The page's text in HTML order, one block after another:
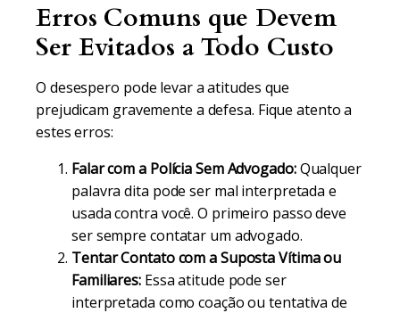
Erros Comuns que Devem
Ser Evitados a Todo Custo
O desespero pode levar a atitudes que
prejudicam gravemente a defesa. Fique atento a
estes erros:
Falar com a Polícia Sem Advogado:Qualquer
palavra dita pode ser mal interpretada e
usada contra você. O primeiro passo deve
ser sempre contatar um advogado.
Tentar Contato com a Suposta Vítima ou
Familiares:Essa atitude pode ser
interpretada como coação ou tentativa de